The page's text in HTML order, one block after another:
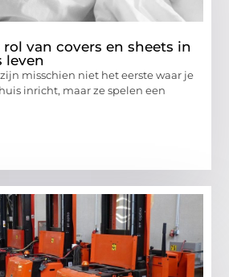
van covers en sheets in
leven
misschien niet het eerste waar je
inricht, maar ze spelen een